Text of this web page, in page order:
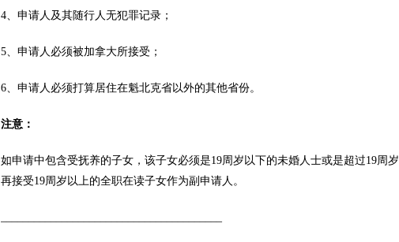
4、申请人及其随行人无犯罪记录；
5、申请人必须被加拿大所接受；
6、申请人必须打算居住在魁北克省以外的其他省份。
注意：
如申请中包含受抚养的子女，该子女必须是19周岁以下的未婚人士或是超过19周
再接受19周岁以上的全职在读子女作为副申请人。